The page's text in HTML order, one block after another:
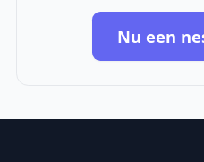
Nu een